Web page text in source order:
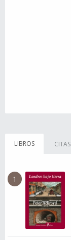
LIBROS CITAS
1